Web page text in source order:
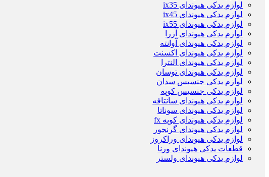
لوازم یدکی هیوندای ix35
لوازم یدکی هیوندای ix45
لوازم یدکی هیوندای ix55
لوازم یدکی هیوندای آزرا
لوازم یدکی هیوندای آوانته
لوازم یدکی هیوندای اکسنت
لوازم یدکی هیوندای النترا
لوازم یدکی هیوندای توسان
لوازم یدکی جنسیس سدان
لوازم یدکی جنسیس کوپه
لوازم یدکی هیوندای سانتافه
لوازم یدکی هیوندای سوناتا
لوازم یدکی هیوندای کوپه fx
لوازم یدکی هیوندای گرنجور
لوازم یدکی هیوندای وراکروز
قطعات یدکی هیوندای ورنا
لوازم یدکی هیوندای ولستر